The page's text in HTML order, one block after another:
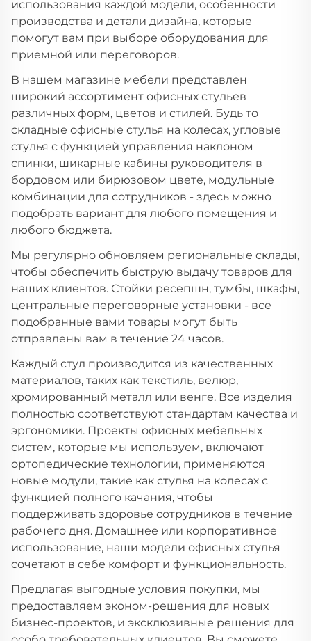
использования каждой модели, особенности
производства и детали дизайна, которые
помогут вам при выборе оборудования для
приемной или переговоров.
В нашем магазине мебели представлен
широкий ассортимент офисных стульев
различных форм, цветов и стилей. Будь то
складные офисные стулья на колесах, угловые
стулья с функцией управления наклоном
спинки, шикарные кабины руководителя в
бордовом или бирюзовом цвете, модульные
комбинации для сотрудников - здесь можно
подобрать вариант для любого помещения и
любого бюджета.
Мы регулярно обновляем региональные склады,
чтобы обеспечить быструю выдачу товаров для
наших клиентов. Стойки ресепшн, тумбы, шкафы,
центральные переговорные установки - все
подобранные вами товары могут быть
отправлены вам в течение 24 часов.
Каждый стул производится из качественных
материалов, таких как текстиль, велюр,
хромированный металл или венге. Все изделия
полностью соответствуют стандартам качества и
эргономики. Проекты офисных мебельных
систем, которые мы используем, включают
ортопедические технологии, применяются
новые модули, такие как стулья на колесах с
функцией полного качания, чтобы
поддерживать здоровье сотрудников в течение
рабочего дня. Домашнее или корпоративное
использование, наши модели офисных стулья
сочетают в себе комфорт и функциональность.
Предлагая выгодные условия покупки, мы
предоставляем эконом-решения для новых
бизнес-проектов, и эксклюзивные решения для